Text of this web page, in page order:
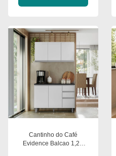
Cantinho do Café
Evidence Balcao 1,20